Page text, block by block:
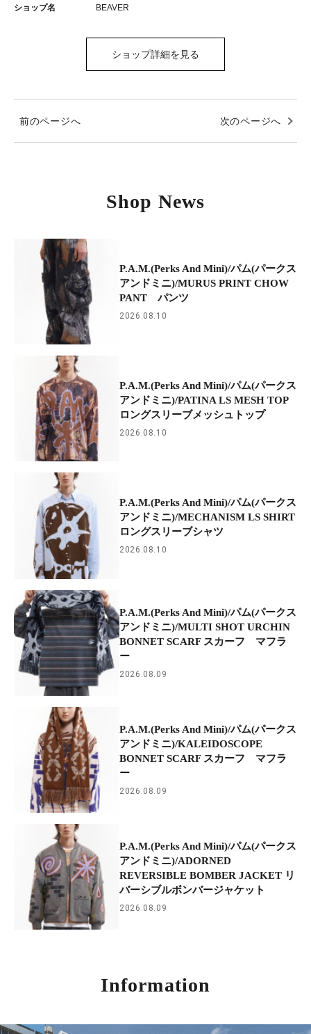
ショップ名 BEAVER
ショップ詳細を見る
前のページへ 次のページへ
Shop News
P.A.M.(Perks And Mini)/パム(パークス
アンドミニ)/MURUS PRINT CHOW
PANT パンツ
2026.08.10
P.A.M.(Perks And Mini)/パム(パークス
アンドミニ)/PATINA LS MESH TOP
ロングスリーブメッシュトップ
2026.08.10
P.A.M.(Perks And Mini)/パム(パークス
アンドミニ)/MECHANISM LS SHIRT
ロングスリーブシャツ
2026.08.10
P.A.M.(Perks And Mini)/パム(パークス
アンドミニ)/MULTI SHOT URCHIN
BONNET SCARF スカーフ マフラ
ー
2026.08.09
P.A.M.(Perks And Mini)/パム(パークス
アンドミニ)/KALEIDOSCOPE
BONNET SCARF スカーフ マフラ
ー
2026.08.09
P.A.M.(Perks And Mini)/パム(パークス
アンドミニ)/ADORNED
REVERSIBLE BOMBER JACKET リ
バーシブルボンバージャケット
2026.08.09
Information